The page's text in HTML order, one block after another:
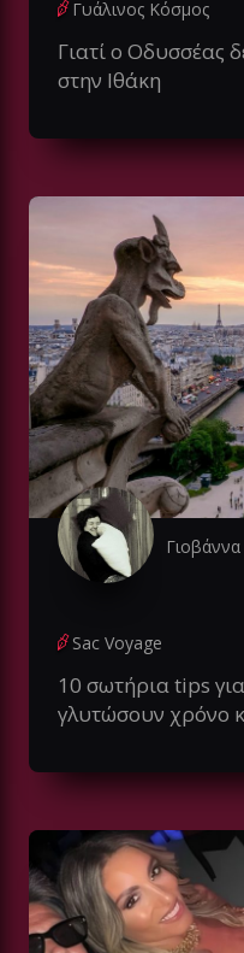
Γυάλινος Κόσμος
Γιατί ο Οδυσσέας
στην Ιθάκη
Sac Voyage
10 σωτήρια tips
γλυτώσουν χρόνο